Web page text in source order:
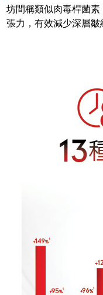
坊間稱類似肉毒桿菌
張力，有效減少深層皺